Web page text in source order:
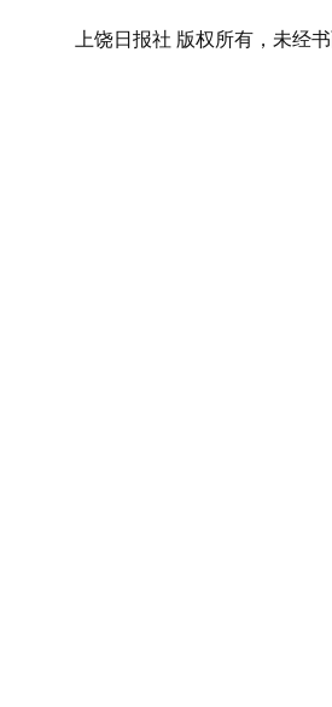
上饶日报社 版权所有，未经